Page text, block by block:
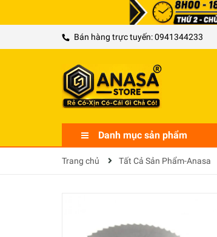
Bán hàng trực tuyến:0941344233
Danh mục sản phẩm
Trang chủ Tất Cả Sản Phẩm-Anasa